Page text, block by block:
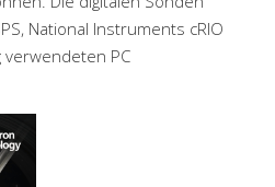
National Instruments cRIO
PC